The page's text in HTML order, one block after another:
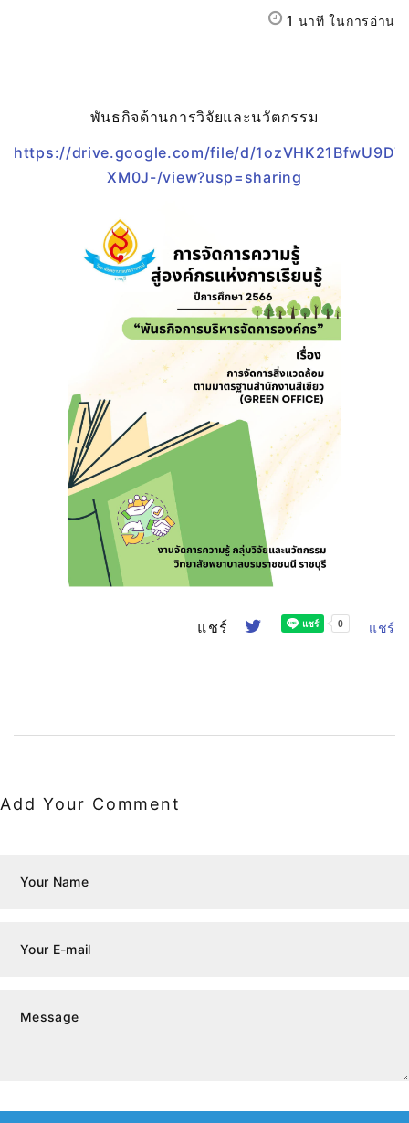
1 นาที ในการอ่าน
พันธกิจด้านการวิจัยและนวัตกรรม
https://drive.google.com/file/d/
XM0J-/view?usp=sharing
แชร์ แชร์
Add Your Comment
Your Name
Your E-mail
Message